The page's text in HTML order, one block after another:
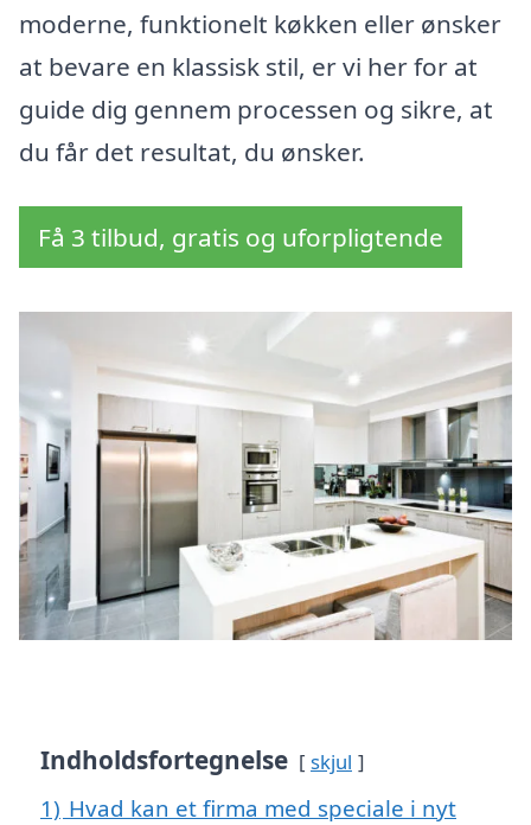
moderne, funktionelt køkken eller ønsker
at bevare en klassisk stil, er vi her for at
guide dig gennem processen og sikre, at
du får det resultat, du ønsker.
Få 3 tilbud, gratis og uforpligtende
Indholdsfortegnelse skjul
1) Hvad kan et firma med speciale i nyt